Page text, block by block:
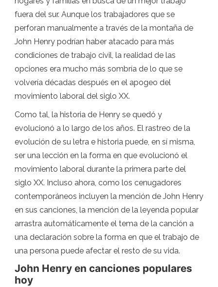
fuera del sur. Aunque los trabajadores que se
perforan manualmente a través de la montaña de
John Henry podrían haber atacado para más
condiciones de trabajo civil, la realidad de las
opciones era mucho más sombría de lo que se
volvería décadas después en el apogeo del
movimiento laboral del siglo XX.
Como tal, la historia de Henry se quedó y
evolucionó a lo largo de los años. El rastreo de la
evolución de su letra e historia puede, en sí misma,
ser una lección en la forma en que evolucionó el
movimiento laboral durante la primera parte del
siglo XX. Incluso ahora, como los cenugadores
contemporáneos incluyen la mención de John Henry
en sus canciones, la mención de la leyenda popular
arrastra automáticamente el tema de la canción a
una declaración sobre la forma en que el trabajo de
una persona puede afectar el resto de su vida.
John Henry en canciones populares
hoy